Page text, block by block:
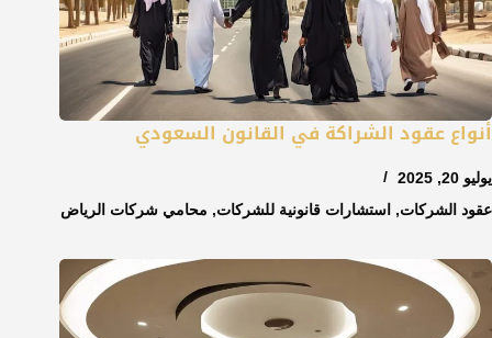
أنواع عقود الشراكة في القانون السعودي
يوليو 20, 2025
عقود الشركات, استشارات قانونية للشركات, محامي شركات الرياض